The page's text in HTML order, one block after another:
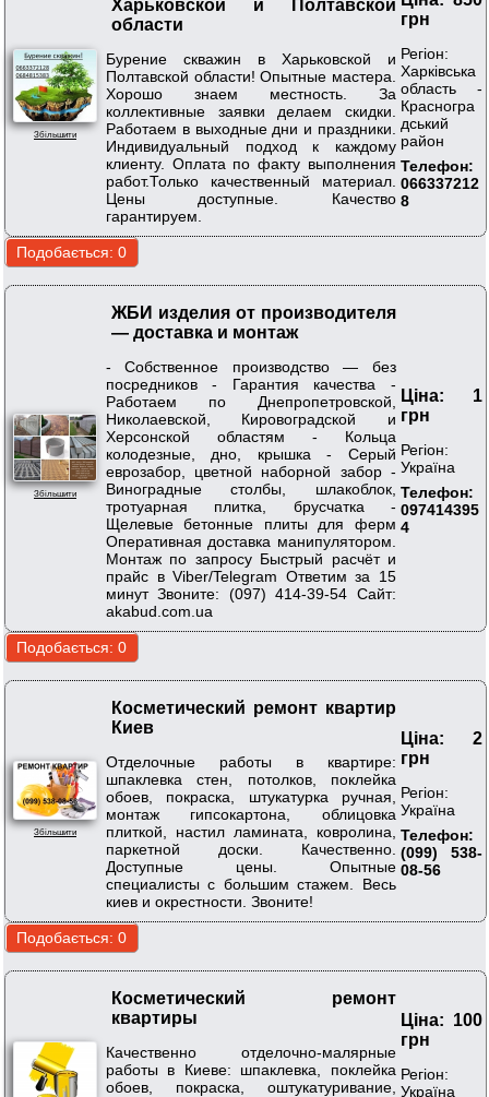
Збільшити
Харьковской и Полтавской
области
Бурение скважин в Харьковской и
Полтавской области! Опытные мастера.
Хорошо знаем местность. За
коллективные заявки делаем скидки.
Работаем в выходные дни и праздники.
Индивидуальный подход к каждому
клиенту. Оплата по факту выполнения
работ.Только качественный материал.
Цены доступные. Качество
гарантируем.
грн
Регіон:
Харківська
область -
Красногра
дський
район
Телефон:
066337212
8
Збільшити
ЖБИ изделия от производителя
— доставка и монтаж
- Собственное производство — без
посредников - Гарантия качества -
Работаем по Днепропетровской,
Николаевской, Кировоградской и
Херсонской областям - Кольца
колодезные, дно, крышка - Серый
еврозабор, цветной наборной забор -
Виноградные столбы, шлакоблок,
тротуарная плитка, брусчатка -
Щелевые бетонные плиты для ферм
Оперативная доставка манипулятором.
Монтаж по запросу Быстрый расчёт и
прайс в Viber/Telegram Ответим за 15
минут Звоните: (097) 414-39-54 Сайт:
akabud.com.ua
Ціна: 1
грн
Регіон:
Україна
Телефон:
097414395
4
Збільшити
Косметический ремонт квартир
Киев
Отделочные работы в квартире:
шпаклевка стен, потолков, поклейка
обоев, покраска, штукатурка ручная,
монтаж гипсокартона, облицовка
плиткой, настил ламината, ковролина,
паркетной доски. Качественно.
Доступные цены. Опытные
специалисты с большим стажем. Весь
киев и окрестности. Звоните!
Ціна: 2
грн
Регіон:
Україна
Телефон:
(099) 538-
08-56
Косметический ремонт
квартиры
Качественно отделочно-малярные
работы в Киеве: шпаклевка, поклейка
обоев, покраска, оштукатуривание,
Ціна: 100
грн
Регіон:
Україна